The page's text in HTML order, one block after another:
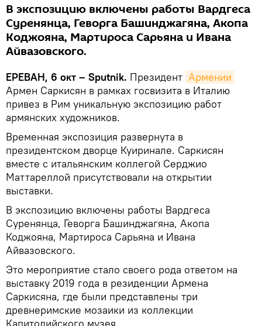
В экспозицию включены работы Вардгеса
Суренянца, Геворга Башинджагяна, Акопа
Коджояна, Мартироса Сарьяна и Ивана
Айвазовского.
ЕРЕВАН, 6 окт – Sputnik. Президент Армении
Армен Саркисян в рамках госвизита в Италию
привез в Рим уникальную экспозицию работ
армянских художников.
Временная экспозиция развернута в
президентском дворце Куиринале. Саркисян
вместе с итальянским коллегой Серджио
Маттареллой присутствовали на открытии
выставки.
В экспозицию включены работы Вардгеса
Суренянца, Геворга Башинджагяна, Акопа
Коджояна, Мартироса Сарьяна и Ивана
Айвазовского.
Это мероприятие стало своего рода ответом на
выставку 2019 года в резиденции Армена
Саркисяна, где были представлены три
древнеримские мозаики из коллекции
Капитолийского музея.